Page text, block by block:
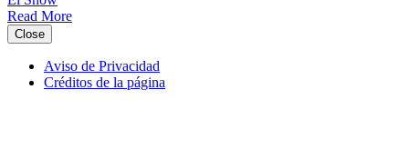
Read More
Close
Aviso de Privacidad
Créditos de la página